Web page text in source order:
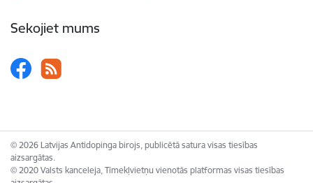
Sekojiet mums
© 2026 Latvijas Antidopinga birojs, publicētā satura visas tiesības
aizsargātas.
© 2020 Valsts kanceleja, Tīmekļvietņu vienotās platformas visas tiesības